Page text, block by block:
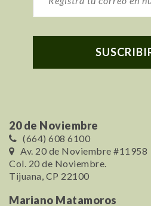
20 de Noviembre
(664) 608 6100
Av. 20 de Noviembre #11958
Col. 20 de Noviembre.
Tijuana, CP 22100
Mariano Matamoros